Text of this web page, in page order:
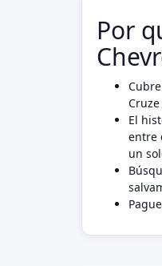
Por
El
entre
un